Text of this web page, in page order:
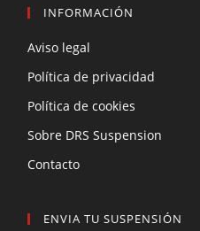
INFORMACIÓN
Aviso legal
Política de privacidad
Política de cookies
Sobre DRS Suspension
Contacto
ENVIA TU SUSPENSIÓN